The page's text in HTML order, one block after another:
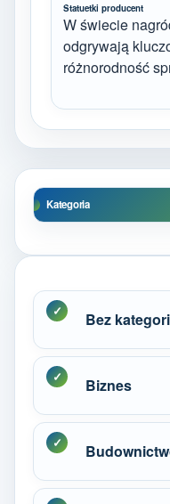
Statuetki producent
W świecie
odgrywają
różnorodność
Kategoria
Bez
Biznes